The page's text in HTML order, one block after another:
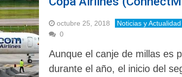
octubre 25, 2018
Noticias y
0
Aunque el canje de millas es
durante el año, el inicio del